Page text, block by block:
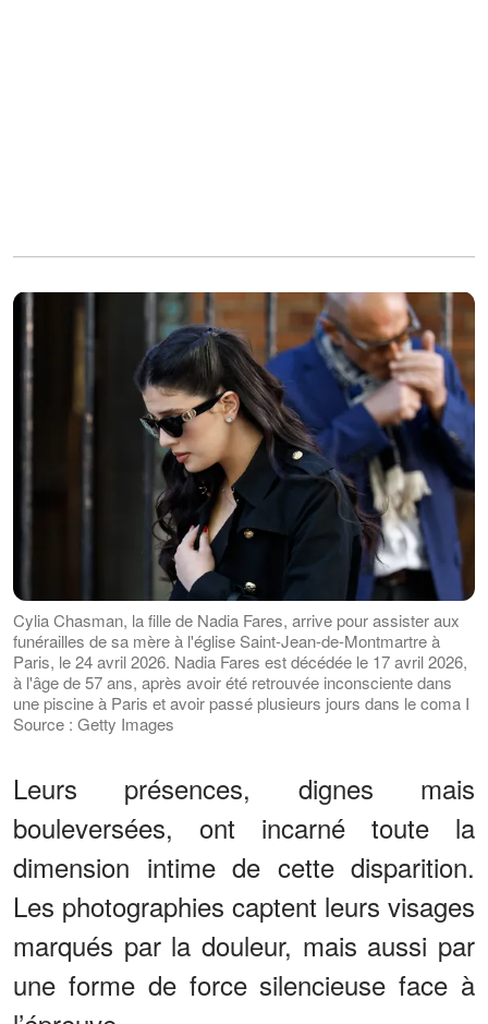
Cylia Chasman, la fille de Nadia Fares, arrive pour assister aux
funérailles de sa mère à l'église Saint-Jean-de-Montmartre à
Paris, le 24 avril 2026. Nadia Fares est décédée le 17 avril 2026,
à l'âge de 57 ans, après avoir été retrouvée inconsciente dans
une piscine à Paris et avoir passé plusieurs jours dans le coma I
Source : Getty Images
Leurs présences, dignes mais
bouleversées, ont incarné toute la
dimension intime de cette disparition.
Les photographies captent leurs visages
marqués par la douleur, mais aussi par
une forme de force silencieuse face à